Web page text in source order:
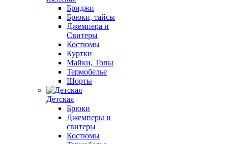
Бриджи
Брюки, тайсы
Джемпера и
Свитеры
Костюмы
Куртки
Майки, Топы
Термобелье
Шорты
Детская
Брюки
Джемперы и
свитеры
Костюмы